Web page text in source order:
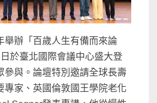
舉辦「百歲人生有備而來論
於臺北國際會議中心盛大登
參與。論壇特別邀請全球長壽
專家、英國倫敦國王學院老化